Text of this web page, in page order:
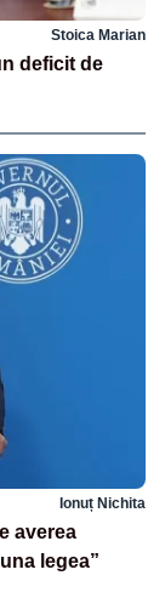
Stoica Marian
deficit de
Ionuț Nichita
averea
legea”